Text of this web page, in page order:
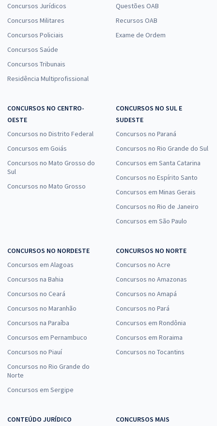
Concursos Jurídicos
Concursos Militares
Concursos Policiais
Concursos Saúde
Concursos Tribunais
Residência Multiprofissional
Questões OAB
Recursos OAB
Exame de Ordem
CONCURSOS NO CENTRO-
OESTE
Concursos no Distrito Federal
Concursos em Goiás
Concursos no Mato Grosso do
Sul
Concursos no Mato Grosso
CONCURSOS NO SUL E
SUDESTE
Concursos no Paraná
Concursos no Rio Grande do Sul
Concursos em Santa Catarina
Concursos no Espírito Santo
Concursos em Minas Gerais
Concursos no Rio de Janeiro
Concursos em São Paulo
CONCURSOS NO NORDESTE
Concursos em Alagoas
Concursos na Bahia
Concursos no Ceará
Concursos no Maranhão
Concursos na Paraíba
Concursos em Pernambuco
Concursos no Piauí
Concursos no Rio Grande do
Norte
Concursos em Sergipe
CONCURSOS NO NORTE
Concursos no Acre
Concursos no Amazonas
Concursos no Amapá
Concursos no Pará
Concursos em Rondônia
Concursos em Roraima
Concursos no Tocantins
CONTEÚDO JURÍDICO
CONCURSOS MAIS